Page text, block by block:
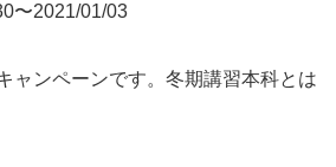
〜2021/01/03
ャンペーンです。冬期講習本科とは